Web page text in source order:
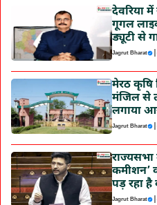
देवरिया
गूगल
ड्यूटी से
Jagrut Bharat |
मेरठ कृषि
मंजिल से
लगाया
Jagrut Bharat |
राज्यसभा
कमीशन’
पड़ रहा
Jagrut Bharat |